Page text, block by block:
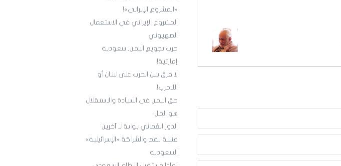
«المشروع الإيراني»!
المشروع الإيراني في الاستعمال
الصهيوني
حرب تجويع اليمن..سعودية
إمارتية!!
لا فرق بين الحرب على لبنان أو
اللاحرب!
حق اليمن في السيادة والاستقلال
هو الحل
الدور العُماني بوابة لـ آخرين
قنبلة نقم والشراكة «الإسرائيلية»
السعودية